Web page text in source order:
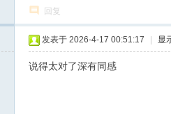
回复
发表于 2026-4-17 00:51:17 显
说得太对了深有同感